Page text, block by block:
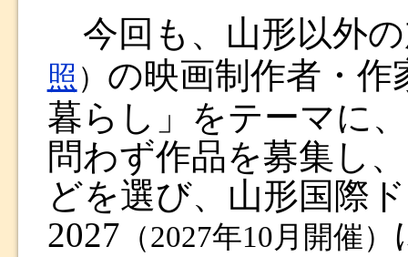
今回も、山形以外の
照 ） の映画制作者・作
暮らし」をテーマに
問わず作品を募集し
どを選び、山形国際
2027 （2027年10月開催）